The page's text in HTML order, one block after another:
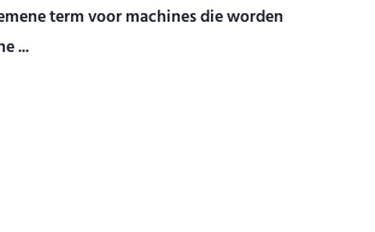
term voor machines die worden
...